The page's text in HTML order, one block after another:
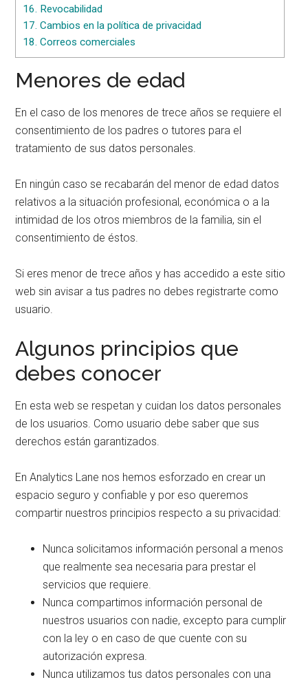
16. Revocabilidad
17. Cambios en la política de privacidad
18. Correos comerciales
Menores de edad
En el caso de los menores de trece años se requiere el
consentimiento de los padres o tutores para el
tratamiento de sus datos personales.
En ningún caso se recabarán del menor de edad datos
relativos a la situación profesional, económica o a la
intimidad de los otros miembros de la familia, sin el
consentimiento de éstos.
Si eres menor de trece años y has accedido a este sitio
web sin avisar a tus padres no debes registrarte como
usuario.
Algunos principios que
debes conocer
En esta web se respetan y cuidan los datos personales
de los usuarios. Como usuario debe saber que sus
derechos están garantizados.
En Analytics Lane nos hemos esforzado en crear un
espacio seguro y confiable y por eso queremos
compartir nuestros principios respecto a su privacidad:
Nunca solicitamos información personal a menos
que realmente sea necesaria para prestar el
servicios que requiere.
Nunca compartimos información personal de
nuestros usuarios con nadie, excepto para cumplir
con la ley o en caso de que cuente con su
autorización expresa.
Nunca utilizamos tus datos personales con una